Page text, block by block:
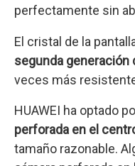
perfectamente sin
El cristal de la
segunda generación
veces más
HUAWEI ha optado
perforada en el
tamaño razonable.